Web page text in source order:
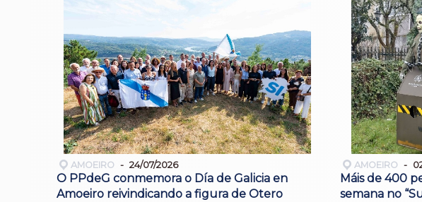
AMOEIRO 24/07/2026
O PPdeG conmemora o Día de Galicia en
Amoeiro reivindicando a figura de Otero
AMOEIRO
Máis de 400
semana no